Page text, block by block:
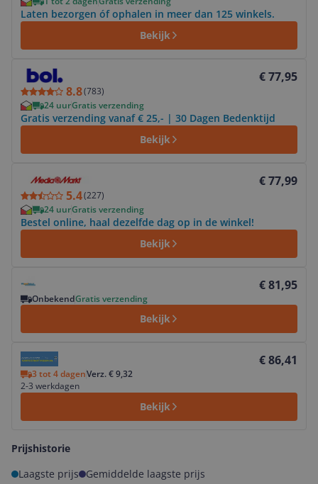
Laten bezorgen óf ophalen in meer dan 125 winkels.
Bekijk
8.8(783)
€ 77,95
24 uurGratis verzending
Gratis verzending vanaf € 25,- | 30 Dagen Bedenktijd
Bekijk
Bekijk product
5.4(227)
€ 77,99
24 uurGratis verzending
Bestel online, haal dezelfde dag op in de winkel!
Bekijk
€ 81,95
OnbekendGratis verzending
Bekijk
€ 86,41
3 tot 4 dagenVerz. € 9,32
2-3 werkdagen
Bekijk
Bekijk product
Prijshistorie
Laagste prijs
Gemiddelde laagste prijs